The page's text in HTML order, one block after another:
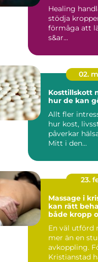
Healing
stödja
förmåga att
s&ar...
02.
Kosttillskott när, varför och
hur de kan
Allt fler
hur kost,
påverkar
Mitt i den...
23.
Massage i
kan rätt
både kropp
En väl utförd
mer än en
avkoppling.
Kristianstad